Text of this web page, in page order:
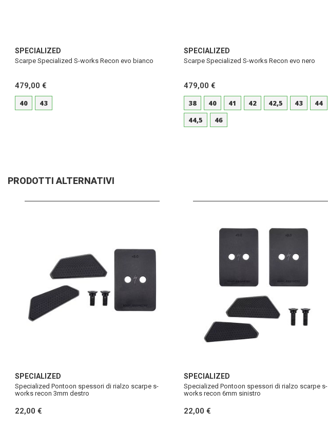
SPECIALIZED
Scarpe Specialized S-works Recon evo bianco
479,00 €
40
43
SPECIALIZED
Scarpe Specialized S-works Recon evo nero
479,00 €
38
40 41 42 42,5 43
44
44,5
46
PRODOTTI ALTERNATIVI
SPECIALIZED
Specialized Pontoon spessori di rialzo scarpe s-
works recon 3mm destro
22,00 €
SPECIALIZED
Specialized Pontoon spessori di rialzo scarpe s-
works recon 6mm sinistro
22,00 €